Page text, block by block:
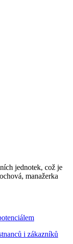
jednotek, což je
manažerka
i zákazníků